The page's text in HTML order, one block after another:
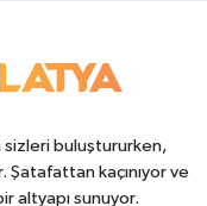
sizleri buluştururken,
kaçınıyor ve
altyapı sunuyor.